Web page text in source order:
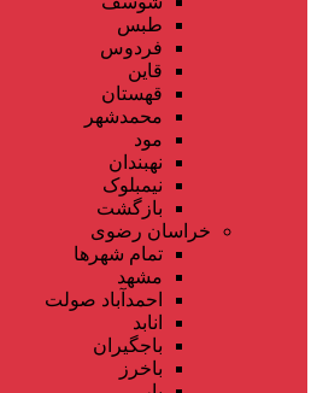
طبس
فردوس
قاین
قهستان
محمدشهر
مود
نهبندان
نیمبلوک
بازگشت
خراسان رضوی
تمام شهر‌ها
مشهد
احمدآباد صولت
انابد
باجگیران
باخرز